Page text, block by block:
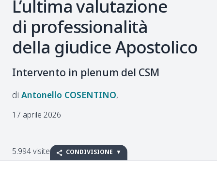
L’ultima valutazione
di professionalità
della giudice Apostolico
Intervento in plenum del CSM
Antonello COSENTINO
17 aprile 2026
5.994 visite CONDIVISIONE